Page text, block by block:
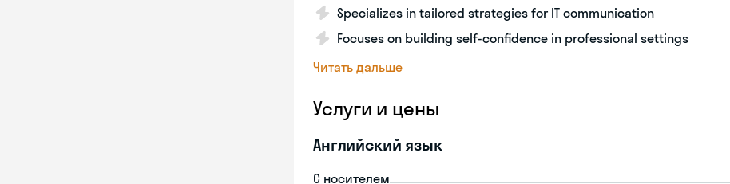
Specializes in tailored strategies for IT communication
Focuses on building self-confidence in professional settings
Читать дальше
Услуги и цены
Английский язык
С носителем